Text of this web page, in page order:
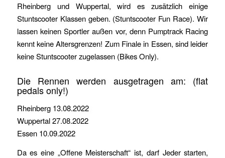
Rheinberg und Wuppertal, wird es zusätzlich einige
Stuntscooter Klassen geben. (Stuntscooter Fun Race). Wir
lassen keinen Sportler außen vor, denn Pumptrack Racing
kennt keine Altersgrenzen! Zum Finale in Essen, sind leider
keine Stuntscooter zugelassen (Bikes Only).
Die Rennen werden ausgetragen am: (flat
pedals only!)
Rheinberg 13.08.2022
Wuppertal 27.08.2022
Essen 10.09.2022
Da es eine „Offene Meisterschaft“ ist, darf Jeder starten,